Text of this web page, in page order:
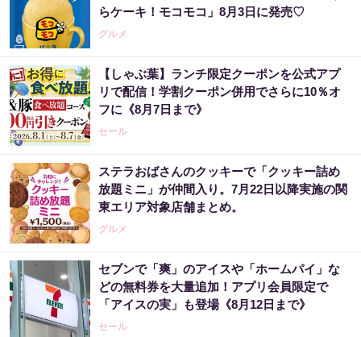
らケーキ！モコモコ」8月3日に発売♡
グルメ
【しゃぶ葉】ランチ限定クーポンを公式アプ
リで配信！学割クーポン併用でさらに10％オ
フに《8月7日まで》
セール
ステラおばさんのクッキーで「クッキー詰め
放題ミニ」が仲間入り。7月22日以降実施の関
東エリア対象店舗まとめ。
グルメ
セブンで「爽」のアイスや「ホームパイ」な
どの無料券を大量追加！アプリ会員限定で
「アイスの実」も登場《8月12日まで》
セール